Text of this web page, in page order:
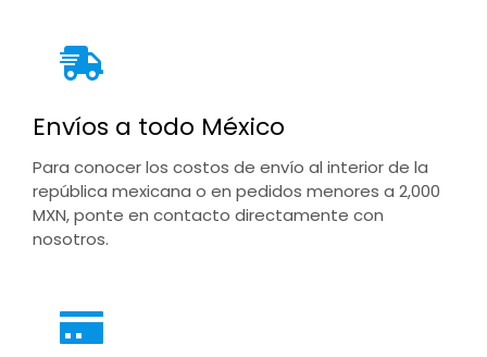
Envíos a todo México
Para conocer los costos de envío al interior de la
república mexicana o en pedidos menores a 2,000
MXN, ponte en contacto directamente con
nosotros.